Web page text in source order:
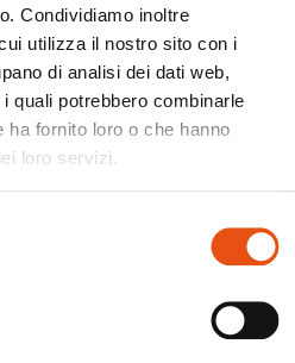
Condividiamo inoltre
utilizza il nostro sito con i
di analisi dei dati web,
quali potrebbero combinarle
fornito loro o che hanno
loro servizi.
ZERBION PANTS MAN